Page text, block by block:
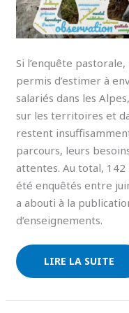
Si l’enquête
permis d’estimer à
salariés dans les
sur les territoires et
restent
parcours, leurs
attentes. Au total,
été enquêtés entre
a abouti à la
d’enseignements.
LIRE LA SUITE